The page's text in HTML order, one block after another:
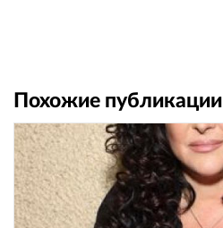
Похожие публикации